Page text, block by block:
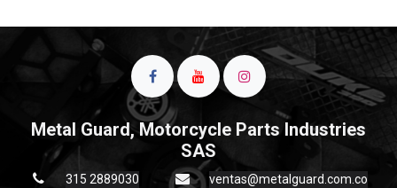
Metal Guard, Motorcycle Parts Industries
SAS
315 2889030 ventas@metalguard.com.co